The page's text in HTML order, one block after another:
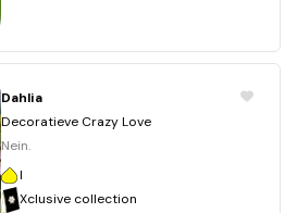
Dahlia
Decoratieve Crazy Love
Nein.
I
Xclusive collection